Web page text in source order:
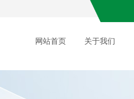
网站首页 关于我们